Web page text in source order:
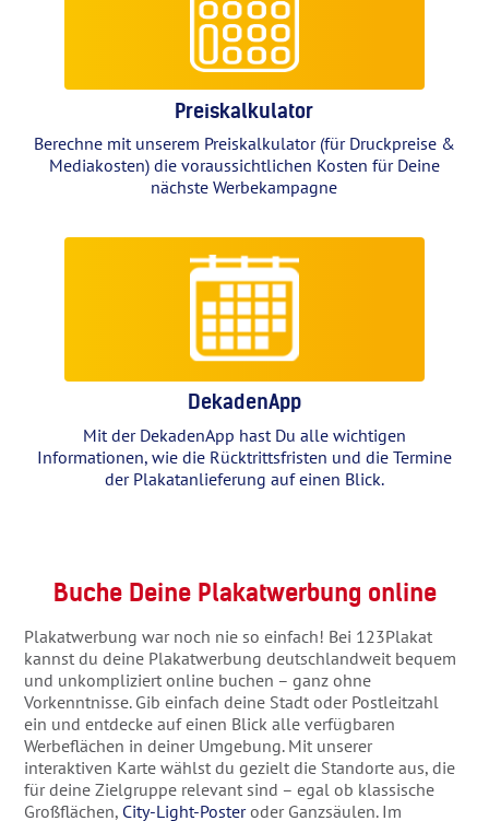
Preiskalkulator
Berechne mit unserem Preiskalkulator (für Druckpreise &
Mediakosten) die voraussichtlichen Kosten für Deine
nächste Werbekampagne
DekadenApp
Mit der DekadenApp hast Du alle wichtigen
Informationen, wie die Rücktrittsfristen und die Termine
der Plakatanlieferung auf einen Blick.
Buche Deine Plakatwerbung online
Plakatwerbung war noch nie so einfach! Bei 123Plakat
kannst du deine Plakatwerbung deutschlandweit bequem
und unkompliziert online buchen – ganz ohne
Vorkenntnisse. Gib einfach deine Stadt oder Postleitzahl
ein und entdecke auf einen Blick alle verfügbaren
Werbeflächen in deiner Umgebung. Mit unserer
interaktiven Karte wählst du gezielt die Standorte aus, die
für deine Zielgruppe relevant sind – egal ob klassische
Großflächen, City-Light-Posteroder Ganzsäulen. Im